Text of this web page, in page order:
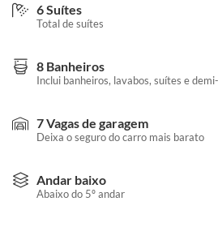
6 Suítes
Total de suítes
8 Banheiros
Inclui banheiros, lavabos, suítes e
7 Vagas de garagem
Deixa o seguro do carro mais barato
Andar baixo
Abaixo do 5º andar